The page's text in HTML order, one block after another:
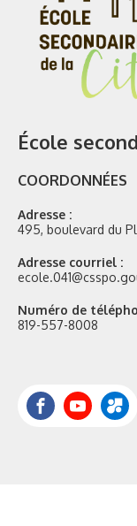
École
COORDONNÉES
Adresse :
495, boulevard du
Adresse courriel :
Numéro de
819-557-8008
FacebookYouTube
Portail